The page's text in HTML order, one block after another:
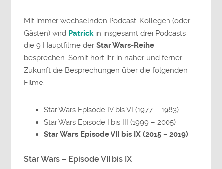
Mit immer wechselnden Podcast-Kollegen (oder
Gästen) wird Patrickin insgesamt drei Podcasts
die 9 Hauptfilme derStar Wars-Reihe
besprechen. Somit hört ihr in naher und ferner
Zukunft die Besprechungen über die folgenden
Filme:
Star Wars Episode IV bis VI (1977 – 1983)
Star Wars Episode I bis III (1999 – 2005)
Star Wars Episode VII bis IX (2015 – 2019)
Star Wars – Episode VII bis IX